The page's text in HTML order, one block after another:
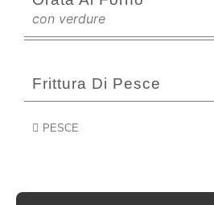
con verdure
Frittura Di Pesce
PESCE